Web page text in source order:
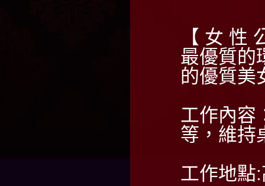
【 女 性
最優質的
的優質美
工作內容
等，維持
工作地點